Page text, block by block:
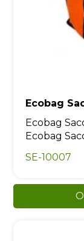
Ecobag
Ecobag
Ecobag
SE-10007